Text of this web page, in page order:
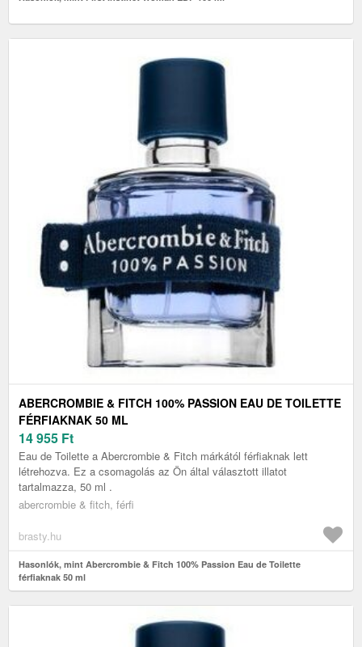
ABERCROMBIE & FITCH 100% PASSION EAU DE TOILETTE
FÉRFIAKNAK 50 ML
14 955 Ft
Eau de Toilette a Abercrombie & Fitch márkától férfiaknak lett
létrehozva. Ez a csomagolás az Ön által választott illatot
tartalmazza, 50 ml .
abercrombie & fitch, férfi
brasty.hu
Hasonlók, mint Abercrombie & Fitch 100% Passion Eau de Toilette
férfiaknak 50 ml